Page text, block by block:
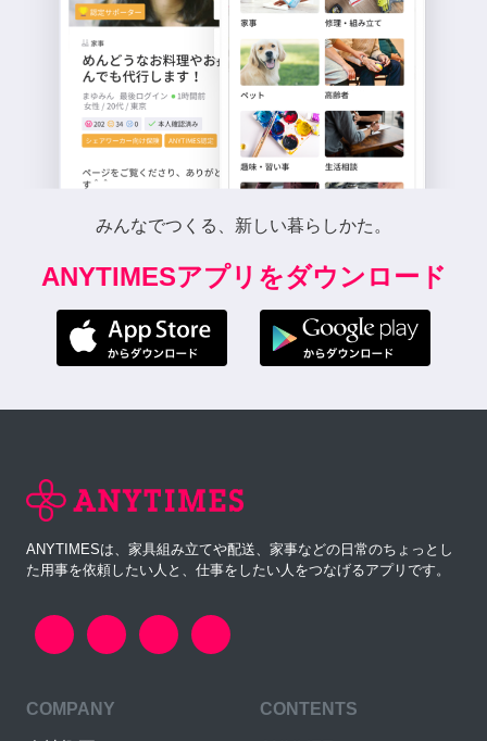
みんなでつくる、新しい暮らしかた。
ANYTIMESアプリをダウンロード
ANYTIMESは、家具組み立てや配送、家事などの日常のちょっとし
た用事を依頼したい人と、仕事をしたい人をつなげるアプリです。
COMPANY CONTENTS